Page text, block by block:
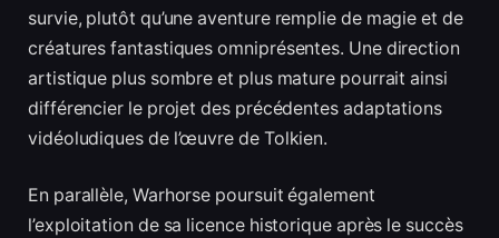
survie, plutôt qu’une aventure remplie de magie et de
créatures fantastiques omniprésentes. Une direction
artistique plus sombre et plus mature pourrait ainsi
différencier le projet des précédentes adaptations
vidéoludiques de l’œuvre de Tolkien.
En parallèle, Warhorse poursuit également
l’exploitation de sa licence historique après le succès